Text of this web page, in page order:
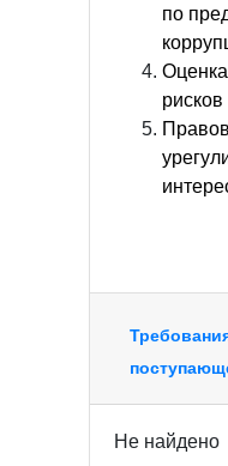
по
Не найдено